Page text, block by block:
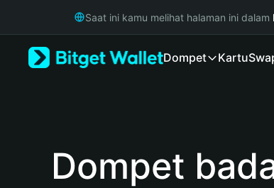
Русский
Saat ini kamu melihat halaman ini dalam
Dompet Kartu
Dompet